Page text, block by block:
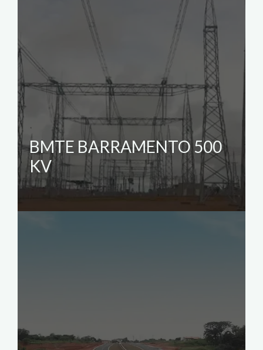
BMTE BARRAMENTO 500
KV